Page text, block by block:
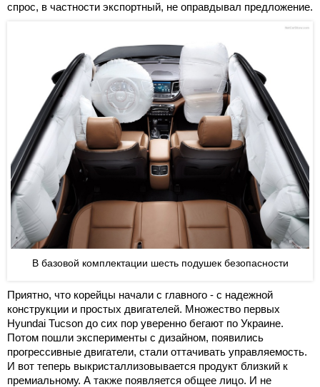
спрос, в частности экспортный, не оправдывал предложение.
В базовой комплектации шесть подушек безопасности
Приятно, что корейцы начали с главного - с надежной
конструкции и простых двигателей. Множество первых
Hyundai Tucson до сих пор уверенно бегают по Украине.
Потом пошли эксперименты с дизайном, появились
прогрессивные двигатели, стали оттачивать управляемость.
И вот теперь выкристаллизовывается продукт близкий к
премиальному. А также появляется общее лицо. И не